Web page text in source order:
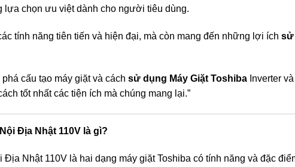
chọn ưu việt dành cho người tiêu dùng.
tính năng tiên tiến và hiện đại, mà còn mang đến những lợi ích sử
cấu tạo máy giặt và cách sử dụng Máy Giặt Toshiba Inverter
tốt nhất các tiện ích mà chúng mang lại.”
Địa Nhật 110V là gì?
Địa Nhật 110V là hai dạng máy giặt Toshiba có tính năng và đặc